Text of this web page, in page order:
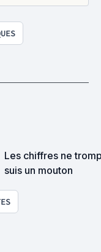
Les chiffres ne
suis un mouton